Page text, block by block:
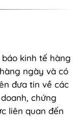
kinh tế hàng
ngày và có
đưa tin về các
chứng
liên quan đến